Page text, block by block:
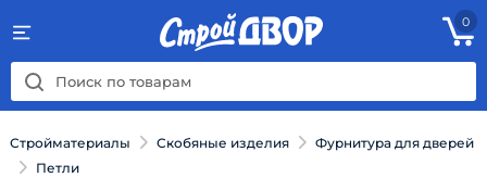
0
Стройматериалы Скобяные изделия
Фурнитура для дверей
Петли